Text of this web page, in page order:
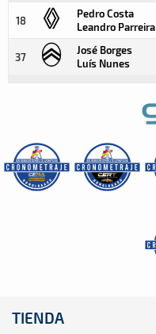
18
Pedro Costa
Leandro Parreira
37
José Borges
Luís Nunes
TIENDA